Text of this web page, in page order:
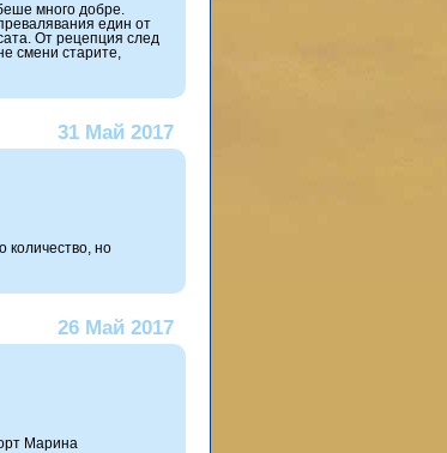
много добре.
един от
От рецепция след
смени старите,
31 Май 2017
количество, но
26 Май 2017
Марина